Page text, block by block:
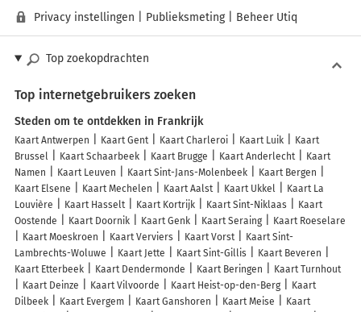
Privacy instellingen Publieksmeting| Beheer Utiq
Top zoekopdrachten
Top internetgebruikers zoeken
Steden om te ontdekken in Frankrijk
Kaart Antwerpen Kaart Gent Kaart Charleroi Kaart Luik
Kaart
Brussel
Kaart Schaarbeek Kaart Brugge Kaart Anderlecht
Kaart
Namen
Kaart Leuven Kaart Sint-Jans-Molenbeek
Kaart Bergen
Kaart Elsene
Kaart Mechelen Kaart Aalst Kaart Ukkel
Kaart La
Louvière
Kaart Hasselt Kaart Kortrijk Kaart Sint-Niklaas
Kaart
Oostende
Kaart Doornik Kaart Genk Kaart Seraing
Kaart Roeselare
Kaart Moeskroen
Kaart Verviers Kaart Vorst
Kaart Sint-
Lambrechts-Woluwe
Kaart Jette Kaart Sint-Gillis
Kaart Beveren
Kaart Etterbeek
Kaart Dendermonde Kaart Beringen
Kaart Turnhout
Kaart Deinze
Kaart Vilvoorde Kaart Heist-op-den-Berg
Kaart
Dilbeek
Kaart Evergem Kaart Ganshoren Kaart Meise
Kaart